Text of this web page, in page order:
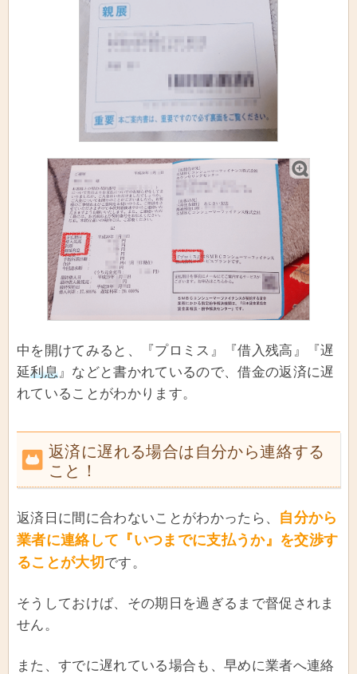
中を開けてみると、『プロミス』『借入残高』『遅
延利息』などと書かれているので、借金の返済に遅
れていることがわかります。
返済に遅れる場合は自分から連絡する
こと！
返済日に間に合わないことがわかったら、 自分から
業者に連絡して『いつまでに支払うか』を交渉す
ることが大切です。
そうしておけば、その期日を過ぎるまで督促されま
せん。
また、すでに遅れている場合も、早めに業者へ連絡